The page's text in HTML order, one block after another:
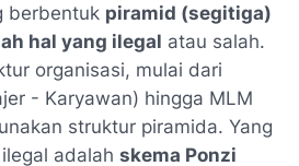
berbentuk piramid (segitiga)
hal yang ilegal atau salah.
organisasi, mulai dari
- Karyawan) hingga MLM
struktur piramida. Yang
adalah skema Ponzi